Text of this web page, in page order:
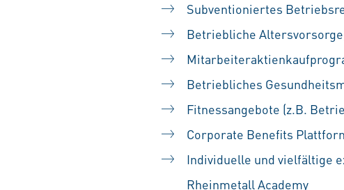
Subventioniertes
Betriebliche
Betriebliches
Fitnessangebote (z.B.
Corporate Benefits
Individuelle und vielfältige
Rheinmetall Academy